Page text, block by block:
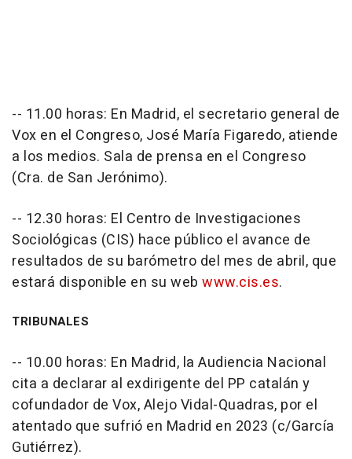
-- 11.00 horas: En Madrid, el secretario general de
Vox en el Congreso, José María Figaredo, atiende
a los medios. Sala de prensa en el Congreso
(Cra. de San Jerónimo).
-- 12.30 horas: El Centro de Investigaciones
Sociológicas (CIS) hace público el avance de
resultados de su barómetro del mes de abril, que
estará disponible en su web www.cis.es.
TRIBUNALES
-- 10.00 horas: En Madrid, la Audiencia Nacional
cita a declarar al exdirigente del PP catalán y
cofundador de Vox, Alejo Vidal-Quadras, por el
atentado que sufrió en Madrid en 2023 (c/García
Gutiérrez).